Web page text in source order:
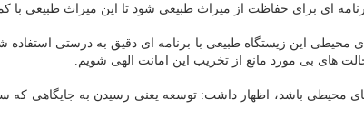
ای برای حفاظت از میراث طبیعی شود تا این میراث طبیعی
های بی مورد مانع از تخریب این امانت الهی شویم.
محیطی باشد، اظهار داشت: توسعه یعنی رسیدن به جایگاهی